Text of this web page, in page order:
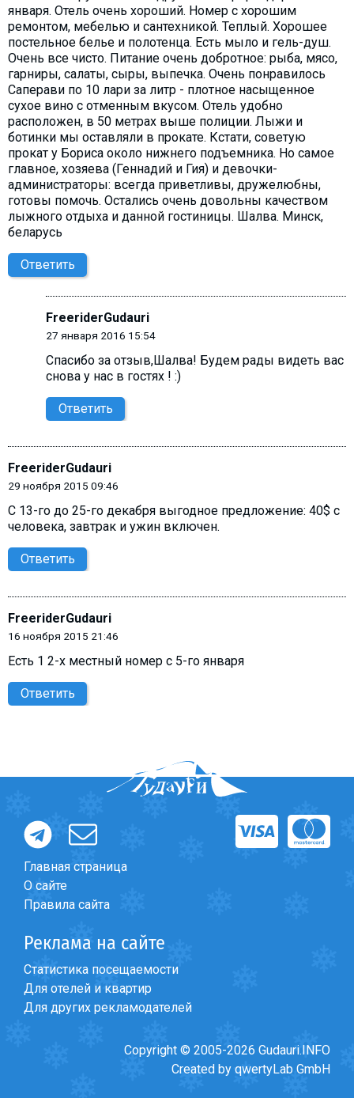
января. Отель очень хороший. Номер с хорошим
ремонтом, мебелью и сантехникой. Теплый. Хорошее
постельное белье и полотенца. Есть мыло и гель-душ.
Очень все чисто. Питание очень добротное: рыба, мясо,
гарниры, салаты, сыры, выпечка. Очень понравилось
Саперави по 10 лари за литр - плотное насыщенное
сухое вино с отменным вкусом. Отель удобно
расположен, в 50 метрах выше полиции. Лыжи и
ботинки мы оставляли в прокате. Кстати, советую
прокат у Бориса около нижнего подъемника. Но самое
главное, хозяева (Геннадий и Гия) и девочки-
администраторы: всегда приветливы, дружелюбны,
готовы помочь. Остались очень довольны качеством
лыжного отдыха и данной гостиницы. Шалва. Минск,
беларусь
Ответить
FreeriderGudauri
27 января 2016 15:54
Спасибо за отзыв,Шалва! Будем рады видеть вас
снова у нас в гостях ! :)
Ответить
FreeriderGudauri
29 ноября 2015 09:46
C 13-го до 25-го декабря выгодное предложение: 40$ с
человека, завтрак и ужин включен.
Ответить
FreeriderGudauri
16 ноября 2015 21:46
Есть 1 2-х местный номер с 5-го января
Ответить
Главная страница
О сайте
Правила сайта
Реклама на сайте
Статистика посещаемости
Для отелей и квартир
Для других рекламодателей
Copyright © 2005-2026 Gudauri.INFO
Created by qwertyLab GmbH